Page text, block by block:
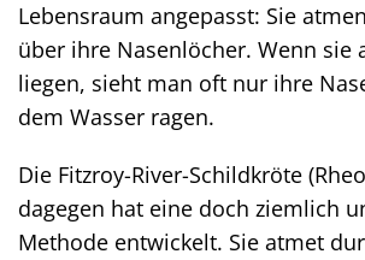
Lebensraum angepasst: Sie
über ihre Nasenlöcher. Wenn sie
liegen, sieht man oft nur ihre
dem Wasser ragen.
Die Fitzroy-River-Schildkröte
dagegen hat eine doch ziemlich
Methode entwickelt. Sie atmet